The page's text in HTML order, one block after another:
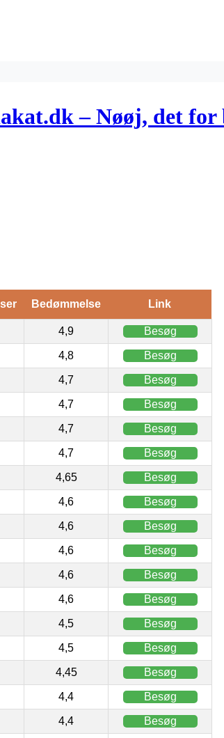
– Nøøj, det for
Bedømmelse Link
4,9 Besøg
4,8 Besøg
4,7 Besøg
4,7 Besøg
4,7 Besøg
4,7 Besøg
4,65 Besøg
4,6 Besøg
4,6 Besøg
4,6 Besøg
4,6 Besøg
4,6 Besøg
4,5 Besøg
4,5 Besøg
4,45 Besøg
4,4 Besøg
4,4 Besøg